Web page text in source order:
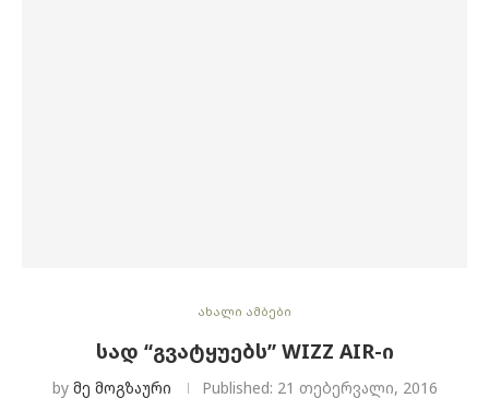
ახალი ამბები
ᲡᲐᲓ “ᲒᲕᲐᲢᲧᲣᲔᲑᲡ” WIZZ AIR-Ი
by მე მოგზაური Published: 21 თებერვალი, 2016